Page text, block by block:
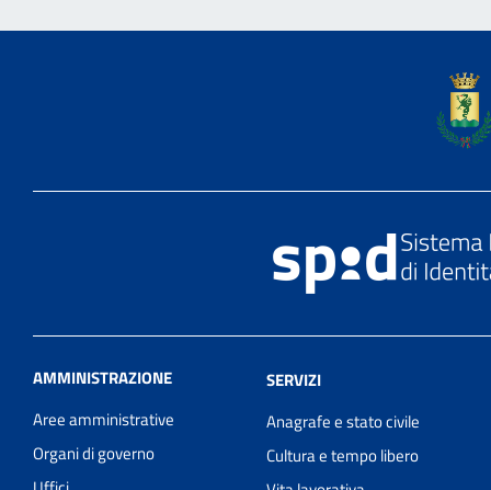
AMMINISTRAZIONE
Aree amministrative
Organi di governo
SERVIZI
Anagrafe e stato civile
Cultura e tempo libero